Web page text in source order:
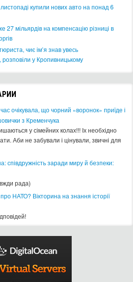
купили нових авто на понад 6
мільярдів на компенсацію різниці в
чиє ім’я знав увесь
розповіли у Кропивницькому
очікувала, що чорний «воронок» приїде і
з Кременчука
у сімейних колах!!! Іх необхідно
Аби не забували і цінували, звичні для
співдружність заради миру й безпеки:
рада)
НАТО? Вікторина на знання історії